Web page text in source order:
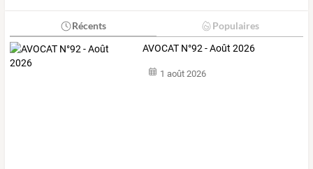
Récents Populaires
AVOCAT N°92 - Août 2026
1 août 2026